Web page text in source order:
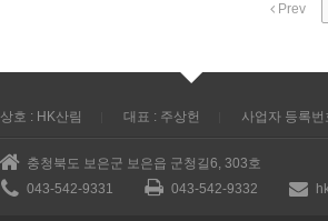
Prev
상호 : HK산림 대표 : 주상헌 사업자 등록
충청북도 보은군 보은읍 군청길6, 303호
043-542-9331
043-542-9332